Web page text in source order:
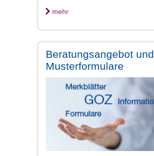
mehr
Beratungsangebot und
Musterformulare